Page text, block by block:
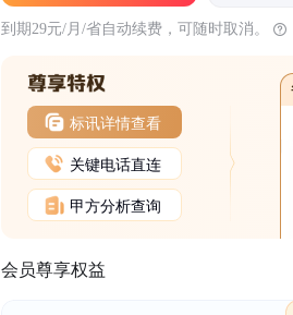
到期29元/月/省自动续费，可随时取消。
标讯详情查看
关键电话直连
甲方分析查询
会员尊享权益